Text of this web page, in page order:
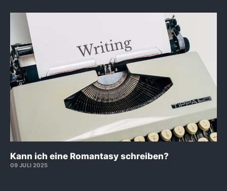
Kann ich eine Romantasy schreiben?
09 JULI 2025